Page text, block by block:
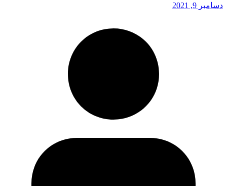
دسامبر 9, 2021